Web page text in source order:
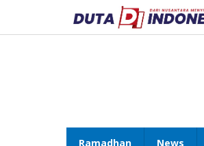
konten
Ramadhan News